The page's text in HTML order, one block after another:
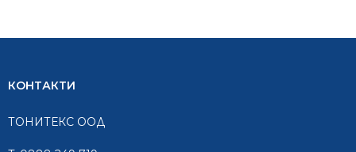
КОНТАКТИ
ТОНИТЕКС ООД